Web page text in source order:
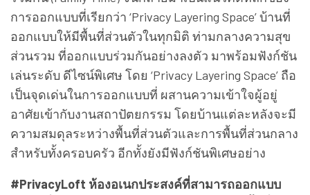
การออกแบบที่เรียกว่า ‘Privacy Layering Space’ บ้านที่
ออกแบบให้มีพื้นที่ส่วนตัวในทุกมิติ ท่ามกลางความสุข
ส่วนรวม ที่ออกแบบร่วมกันอย่างลงตัว มาพร้อมฟังก์ชัน
เล่นระดับ ดีไซน์พิเศษ โดย ‘Privacy Layering Space’ ถือ
เป็นจุดเด่นในการออกแบบที่ ผสานความเข้าใจผู้อยู่
อาศัยเข้ากับงานสถาปัตยกรรม โดยบ้านแต่ละหลังจะมี
ความสมดุลระหว่างพื้นที่ส่วนตัวและการพื้นที่ส่วนกลาง
สำหรับทั้งครอบครัว อีกทั้งยังมีฟังก์ชันพิเศษอย่าง
#PrivacyLoft ห้องอเนกประสงค์ที่สามารถออกแบบ